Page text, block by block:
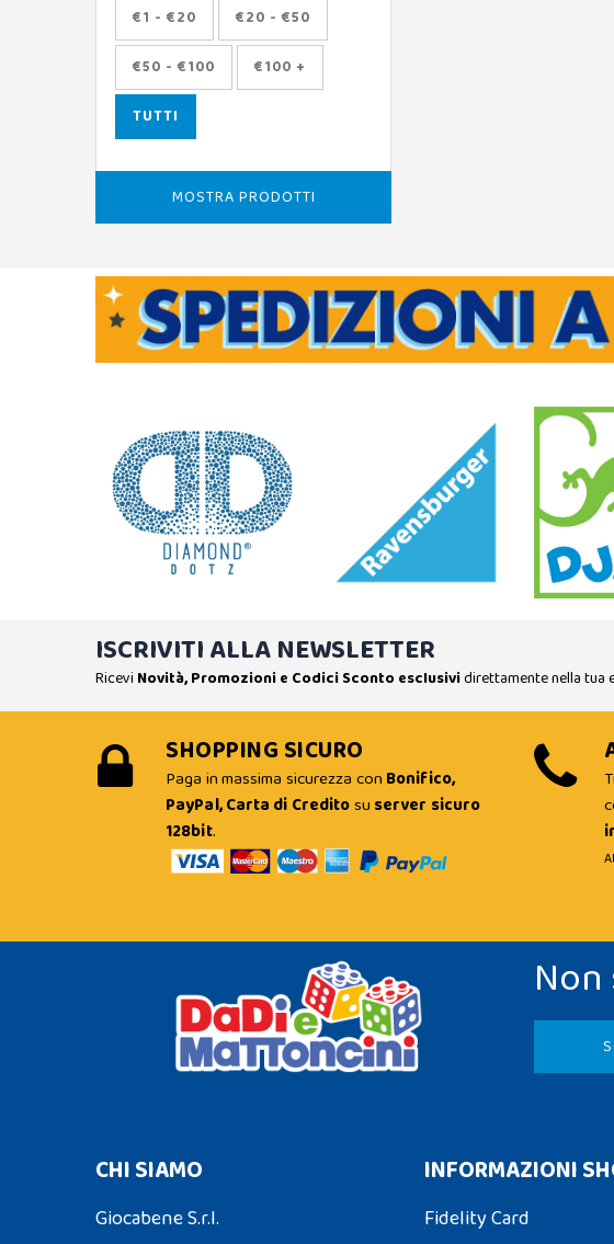
€1 - €20 €20 - €50
€50 - €100 €100 +
TUTTI
MOSTRA PRODOTTI
ISCRIVITI ALLA NEWSLETTER
Ricevi Novità, Promozioni e Codici Sconto esclusividirettamente nella tua
SHOPPING SICURO
Paga in massima sicurezza con Bonifico,
PayPal, Carta di Creditosu server sicuro
128bit.
CHI SIAMO
Giocabene S.r.l.
INFORMAZIONI
Fidelity Card